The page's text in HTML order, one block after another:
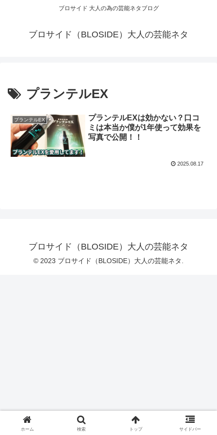
ブロサイド 大人の為の芸能ネタブログ
ブロサイド（BLOSIDE）大人の芸能ネタ
プランテルEX
プランテルEX
プランテルEXは効かない？口コ
ミは本当か僕が1年使って効果を
写真で公開！！
2025.08.17
ブロサイド（BLOSIDE）大人の芸能ネタ
© 2023 ブロサイド（BLOSIDE）大人の芸能ネタ.
ホーム 検索 トップ サイドバー